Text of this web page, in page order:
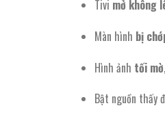
Tivi mở không
Màn hình bị
Hình ảnh tối mờ
Bật nguồn thấy